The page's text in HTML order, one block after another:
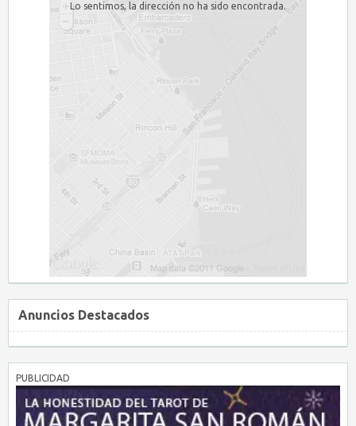
Lo sentimos, la dirección no ha sido encontrada.
Anuncios Destacados
PUBLICIDAD